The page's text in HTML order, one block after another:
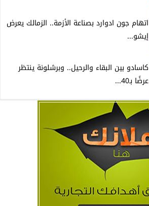
اتهام جون ادوارد بصناعة الأزمة.. الزمالك يعرض
إيشو...
كاسادو بين البقاء والرحيل.. وبرشلونة ينتظر
عرضًا بـ40...